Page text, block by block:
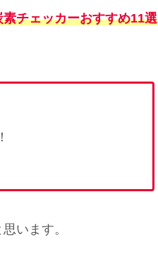
チェッカーおすすめ11選
います。